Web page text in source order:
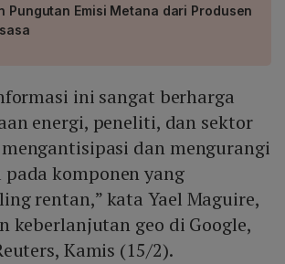
Pungutan Emisi Metana dari Produsen
ini sangat berharga
energi, peneliti, dan sektor
dan mengurangi
komponen yang
rentan,” kata Yael Maguire,
keberlanjutan geo di Google,
Kamis (15/2).